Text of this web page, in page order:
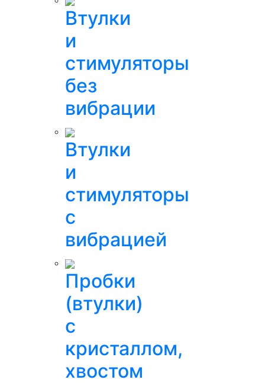
Втулки
и
стимуляторы
без
вибрации
Втулки
и
стимуляторы
с
вибрацией
Пробки
(втулки)
с
кристаллом,
хвостом